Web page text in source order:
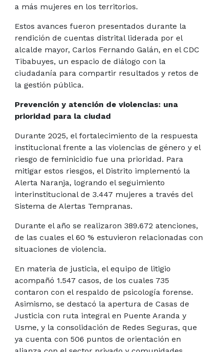
a más mujeres en los territorios.
Estos avances fueron presentados durante la
rendición de cuentas distrital liderada por el
alcalde mayor, Carlos Fernando Galán, en el CDC
Tibabuyes, un espacio de diálogo con la
ciudadanía para compartir resultados y retos de
la gestión pública.
Prevención y atención de violencias: una
prioridad para la ciudad
Durante 2025, el fortalecimiento de la respuesta
institucional frente a las violencias de género y el
riesgo de feminicidio fue una prioridad. Para
mitigar estos riesgos, el Distrito implementó la
Alerta Naranja, logrando el seguimiento
interinstitucional de 3.447 mujeres a través del
Sistema de Alertas Tempranas.
Durante el año se realizaron 389.672 atenciones,
de las cuales el 60 % estuvieron relacionadas con
situaciones de violencia.
En materia de justicia, el equipo de litigio
acompañó 1.547 casos, de los cuales 735
contaron con el respaldo de psicología forense.
Asimismo, se destacó la apertura de Casas de
Justicia con ruta integral en Puente Aranda y
Usme, y la consolidación de Redes Seguras, que
ya cuenta con 506 puntos de orientación en